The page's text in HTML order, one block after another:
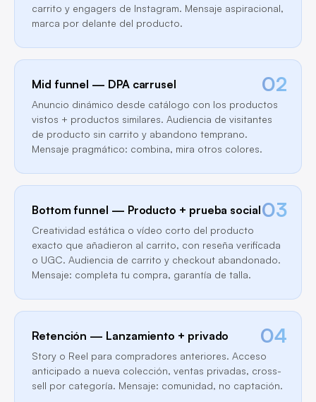
carrito y engagers de Instagram. Mensaje aspiracional,
marca por delante del producto.
02
Mid funnel — DPA carrusel
Anuncio dinámico desde catálogo con los productos
vistos + productos similares. Audiencia de visitantes
de producto sin carrito y abandono temprano.
Mensaje pragmático: combina, mira otros colores.
03
Bottom funnel — Producto + prueba social
Creatividad estática o vídeo corto del producto
exacto que añadieron al carrito, con reseña verificada
o UGC. Audiencia de carrito y checkout abandonado.
Mensaje: completa tu compra, garantía de talla.
04
Retención — Lanzamiento + privado
Story o Reel para compradores anteriores. Acceso
anticipado a nueva colección, ventas privadas, cross-
sell por categoría. Mensaje: comunidad, no captación.